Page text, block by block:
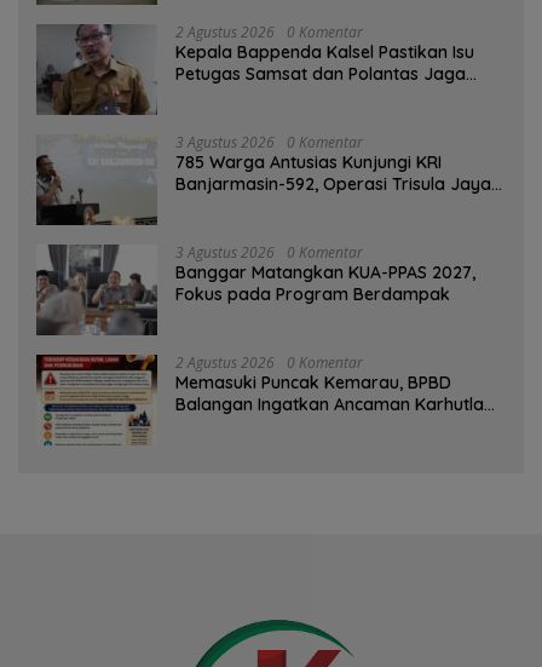
2 Agustus 2026 0 Komentar
Kepala Bappenda Kalsel Pastikan Isu
Petugas Samsat dan Polantas Jaga
3 Agustus 2026 0 Komentar
785 Warga Antusias Kunjungi KRI
Banjarmasin-592, Operasi Trisula Jaya
3 Agustus 2026 0 Komentar
‎Banggar Matangkan KUA-PPAS 2027,
Fokus pada Program Berdampak
2 Agustus 2026 0 Komentar
Memasuki Puncak Kemarau, BPBD
Balangan Ingatkan Ancaman Karhutla